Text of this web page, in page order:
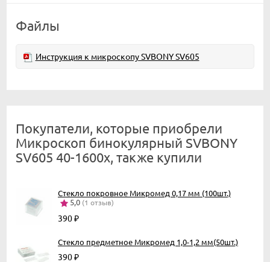
Файлы
Инструкция к микроскопу SVBONY SV605
Покупатели, которые приобрели
Микроскоп бинокулярный SVBONY
SV605 40-1600х, также купили
Стекло покровное Микромед 0,17 мм (100шт.)
5,0 (1 отзыв)
390₽
Стекло предметное Микромед 1,0-1,2 мм(50шт.)
390₽